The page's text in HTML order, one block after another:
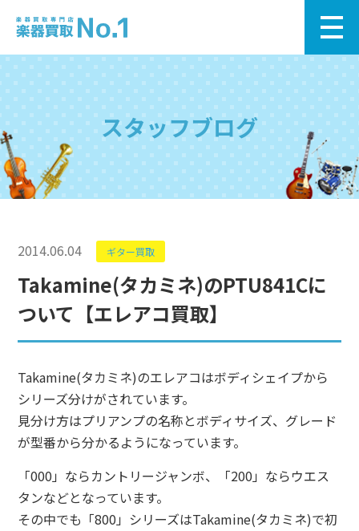
スタッフブログ
2014.06.04 ギター買取
Takamine(タカミネ)のPTU841Cに
ついて【エレアコ買取】
Takamine(タカミネ)のエレアコはボディシェイプから
シリーズ分けがされています。
見分け方はプリアンプの名称とボディサイズ、グレード
が型番から分かるようになっています。
「000」ならカントリージャンボ、「200」ならウエス
タンなどとなっています。
その中でも「800」シリーズはTakamine(タカミネ)で初